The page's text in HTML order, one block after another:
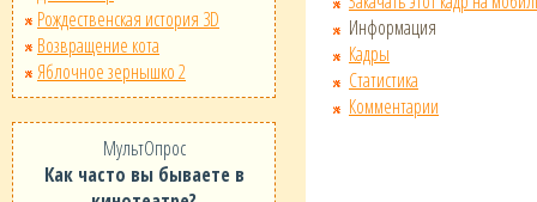
Рождественская история 3D
Возвращение кота
Яблочное зернышко 2
МультОпрос
Как часто вы бываете в
Информация
Кадры
Статистика
Комментарии